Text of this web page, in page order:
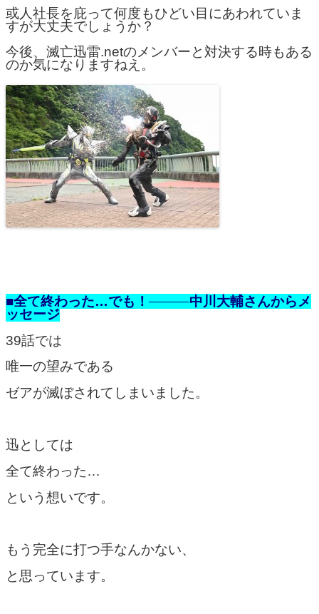
或人社長を庇って何度もひどい目にあわれていま
すが大丈夫でしょうか？
今後、滅亡迅雷.netのメンバーと対決する時もある
のか気になりますねえ。
■全て終わった…でも！
中川大輔さんからメ
ッセージ
39話では
唯一の望みである
ゼアが滅ぼされてしまいました。
迅としては
全て終わった…
という想いです。
もう完全に打つ手なんかない、
と思っています。